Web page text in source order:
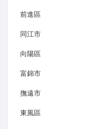
前進區
同江市
向陽區
富錦市
撫遠市
東風區